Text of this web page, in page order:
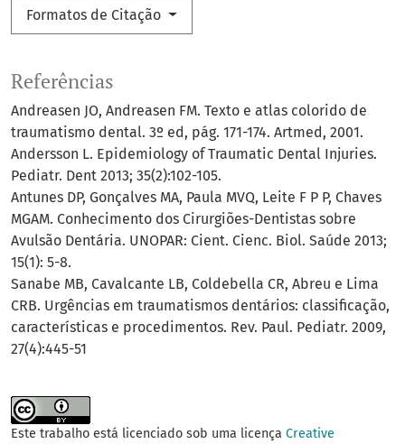
Formatos de Citação
Referências
Andreasen JO, Andreasen FM. Texto e atlas colorido de
traumatismo dental. 3º ed, pág. 171-174. Artmed, 2001.
Andersson L. Epidemiology of Traumatic Dental Injuries.
Pediatr. Dent 2013; 35(2):102-105.
Antunes DP, Gonçalves MA, Paula MVQ, Leite F P P, Chaves
MGAM. Conhecimento dos Cirurgiões-Dentistas sobre
Avulsão Dentária. UNOPAR: Cient. Cienc. Biol. Saúde 2013;
15(1): 5-8.
Sanabe MB, Cavalcante LB, Coldebella CR, Abreu e Lima
CRB. Urgências em traumatismos dentários: classificação,
características e procedimentos. Rev. Paul. Pediatr. 2009,
27(4):445-51
Este trabalho está licenciado sob uma licença Creative